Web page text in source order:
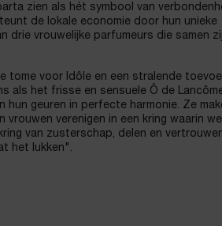
zien als hét symbool van
de lokale economie door hun unieke
drie vrouwelijke parfumeurs die samen
tome voor Idôle en een stralende
als het frisse en sensuele Ô de
hun geuren in perfecte harmonie. Ze
verenigen in een kring waarin we
van zusterschap, delen en
het lukken".